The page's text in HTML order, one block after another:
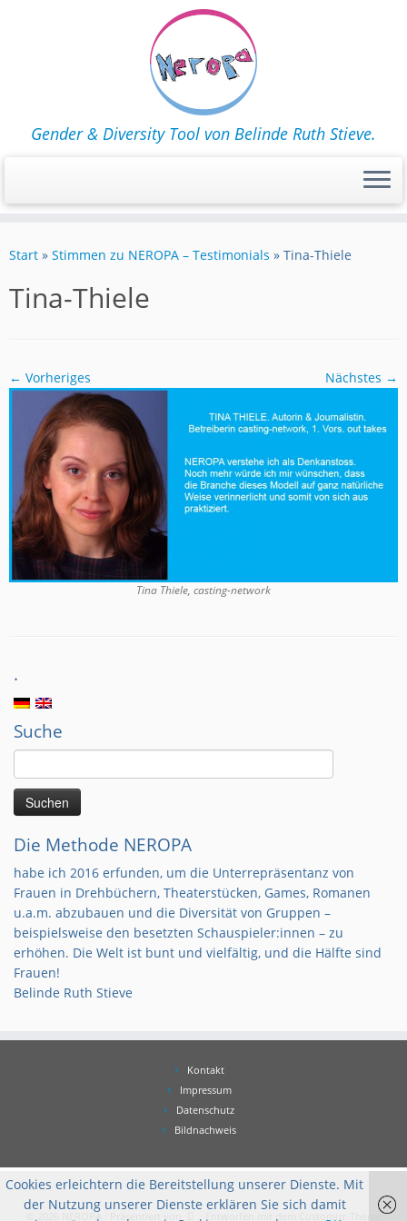
Inhalt
Gender & Diversity Tool von Belinde Ruth Stieve.
Start » Stimmen zu NEROPA – Testimonials » Tina-Thiele
Tina-Thiele
← Vorheriges Nächstes →
Tina Thiele, casting-network
.
Suche
Suchen
nach:
Die Methode NEROPA
habe ich 2016 erfunden, um die Unterrepräsentanz von
Frauen in Drehbüchern, Theaterstücken, Games, Romanen
u.a.m. abzubauen und die Diversität von Gruppen –
beispielsweise den besetzten Schauspieler:innen – zu
erhöhen. Die Welt ist bunt und vielfältig, und die Hälfte sind
Frauen!
Belinde Ruth Stieve
Kontakt
Impressum
Datenschutz
Bildnachweis
© 2026 NEROPA Präsentiert von · Entworfen mit dem Customizr-Theme·
Cookies erleichtern die Bereitstellung unserer Dienste. Mit
der Nutzung unserer Dienste erklären Sie sich damit